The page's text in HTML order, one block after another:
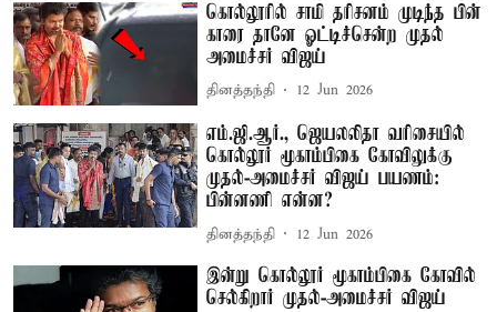
கொல்லூரில் சாமி தரிசனம் முடிந்த பின்
காரை தானே ஓட்டிச்சென்ற முதல்
அமைச்சர் விஜய்
தினத்தந்தி 12 Jun 2026
எம்.ஜி.ஆர்., ஜெயலலிதா வரிசையில்
கொல்லூர் மூகாம்பிகை கோவிலுக்கு
முதல்-அமைச்சர் விஜய் பயணம்:
பின்னணி என்ன?
தினத்தந்தி 12 Jun 2026
இன்று கொல்லூர் மூகாம்பிகை கோவில்
செல்கிறார் முதல்-அமைச்சர் விஜய்